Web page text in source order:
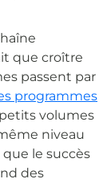
que croître
passent par
programmes
volumes
niveau
le succès
des